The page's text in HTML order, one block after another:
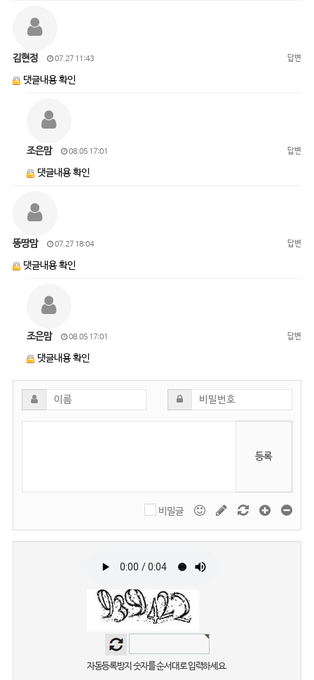
김현정 07.27 11:43 답변
댓글내용 확인
조은맘 08.05 17:01 답변
댓글내용 확인
뚱땅맘 07.27 18:04 답변
댓글내용 확인
조은맘 08.05 17:01 답변
댓글내용 확인
등록
비밀글
자동등록방지 숫자를 순서대로 입력하세요.